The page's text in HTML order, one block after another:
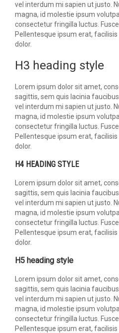
vel interdum mi sapien ut justo.
magna, id molestie ipsum
consectetur fringilla luctus.
Pellentesque ipsum erat,
dolor.
H3 heading style
Lorem ipsum dolor sit amet,
sagittis, sem quis lacinia
vel interdum mi sapien ut justo.
magna, id molestie ipsum
consectetur fringilla luctus.
Pellentesque ipsum erat,
dolor.
H4 HEADING STYLE
Lorem ipsum dolor sit amet,
sagittis, sem quis lacinia
vel interdum mi sapien ut justo.
magna, id molestie ipsum
consectetur fringilla luctus.
Pellentesque ipsum erat,
dolor.
H5 heading style
Lorem ipsum dolor sit amet,
sagittis, sem quis lacinia
vel interdum mi sapien ut justo.
magna, id molestie ipsum
consectetur fringilla luctus.
Pellentesque ipsum erat,